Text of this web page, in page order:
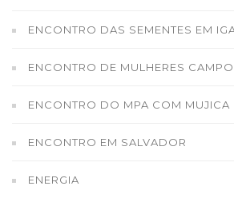
ENCONTRO DAS SEMENTES EM
ENCONTRO DE MULHERES
ENCONTRO DO MPA COM MUJICA
ENCONTRO EM SALVADOR
ENERGIA